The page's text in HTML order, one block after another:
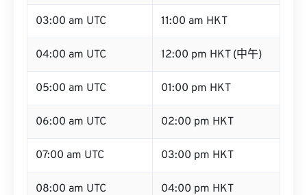
03:00 am UTC 11:00 am HKT
04:00 am UTC 12:00 pm HKT (中午)
05:00 am UTC 01:00 pm HKT
06:00 am UTC 02:00 pm HKT
07:00 am UTC 03:00 pm HKT
08:00 am UTC 04:00 pm HKT